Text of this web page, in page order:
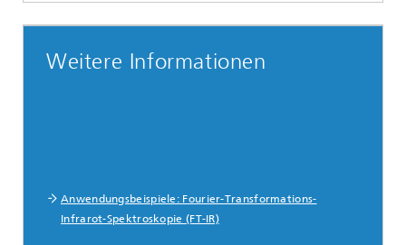
Weitere Informationen
Anwendungsbeispiele: Fourier-Transformations-
Infrarot-Spektroskopie (FT-IR)